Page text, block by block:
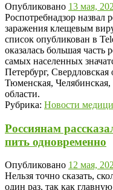
Опубликовано 13 мая,
Роспотребнадзор
заражения клещевым
список опубликован в
оказалась большая
самых населенных
Петербург, Свердловская
Тюменская,
области.
Рубрика: Новости
Россиянам
пить одновременно
Опубликовано 12 мая,
Нельзя точно сказать,
один раз, так как